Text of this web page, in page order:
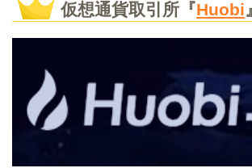
仮想通貨取引所『Huobi』